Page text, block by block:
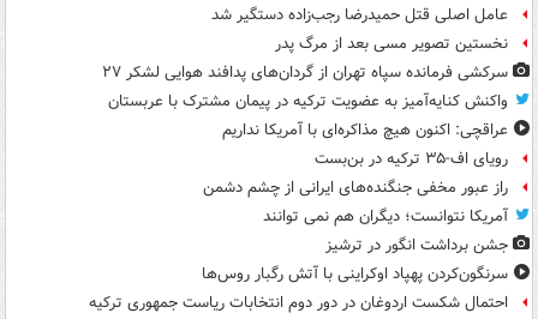
عامل اصلی قتل حمیدرضا رجب‌زاده دستگیر شد
نخستین تصویر مسی بعد از مرگ پدر
سرکشی فرمانده سپاه تهران از گردان‌های پدافند هوایی لشکر ۲۷
واکنش کنایه‌آمیز به عضویت ترکیه در پیمان مشترک با عربستان
عراقچی: اکنون هیچ مذاکره‌ای با آمریکا نداریم
رویای اف-۳۵ ترکیه در بن‌بست
راز عبور مخفی جنگنده‌های ایرانی از چشم دشمن
آمریکا نتوانست؛ دیگران هم نمی توانند
جشن برداشت انگور در ترشیز
سرنگون‌کردن پهپاد اوکراینی با آتش رگبار روس‌ها
احتمال شکست اردوغان در دور دوم انتخابات ریاست جمهوری ترکیه